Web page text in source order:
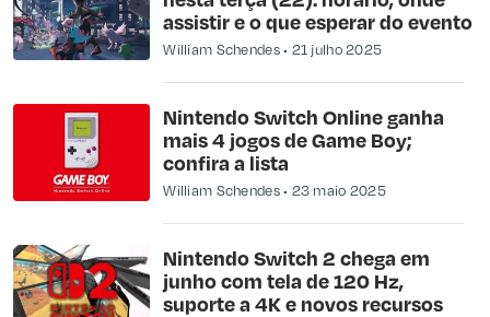
assistir e o que esperar do evento
William Schendes 21 julho 2025
Nintendo Switch Online ganha
mais 4 jogos de Game Boy;
confira a lista
William Schendes 23 maio 2025
Nintendo Switch 2 chega em
junho com tela de 120 Hz,
suporte a 4K e novos recursos